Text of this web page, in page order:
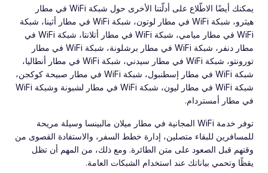
يمكنك أيضًا الاطّلاع على أدلّتنا الأخرى حول شبكة WiFi في مطار
هيثرو، شبكة WiFi في مطار لوتون، شبكة WiFi في مطار أثينا، شبكة
WiFi في مطار ميامي، شبكة WiFi في مطار أتلانتا، شبكة WiFi في
مطار دنفر، شبكة WiFi في مطار برشلونة، شبكة WiFi في مطار
تورونتو، شبكة WiFi في مطار سيدني، شبكة WiFi في مطار أنطاليا،
شبكة WiFi في مطار إسطنبول، شبكة WiFi في مطار صبيحة كوكجن،
شبكة WiFi في مطار ليون، شبكة WiFi في مطار لشبونة وشبكة WiFi
في مطار أمستردام.
توفر خدمة WiFi المجانية في مطار ميلان مالبينسا وسيلة مريحة
للمسافرين للبقاء متصلين، إدارة خطط السفر، والاستفادة القصوى من
وقتهم قبل الصعود على متن الطائرة. ومع ذلك، من المهم أن تظل
يقظًا وتحمي بياناتك عند استخدام الشبكات العامة.